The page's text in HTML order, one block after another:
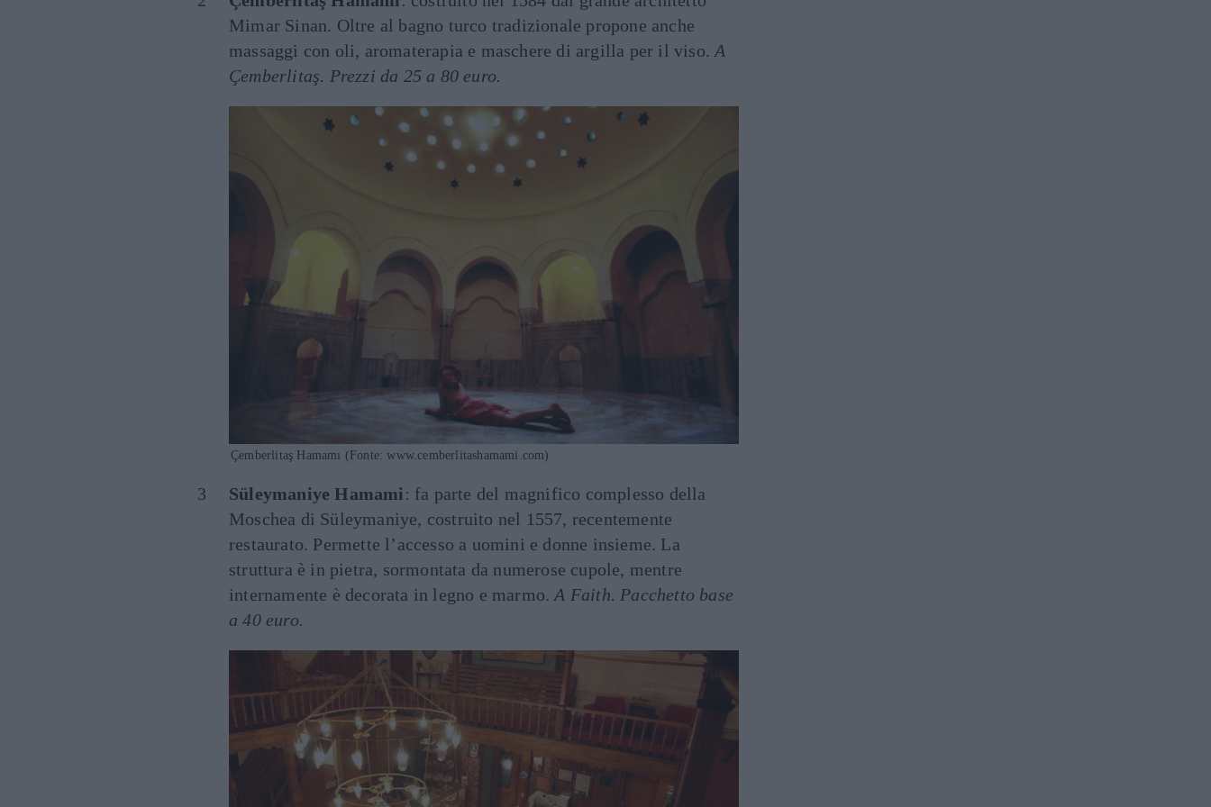
Mimar Sinan. Oltre al bagno turco tradizionale propone anche
massaggi con oli, aromaterapia e maschere di argilla per il viso.A
Çemberlitaş. Prezzi da 25 a 80 euro.
Çemberlitaş Hamamı (Fonte: www.cemberlitashamami.com)
Süleymaniye Hamami : fa parte del magnifico complesso della
Moschea di Süleymaniye, costruito nel 1557, recentemente
restaurato. Permette l’accesso a uomini e donne insieme. La
struttura è in pietra, sormontata da numerose cupole, mentre
internamente è decorata in legno e marmo. A Faith. Pacchetto base
a 40 euro.